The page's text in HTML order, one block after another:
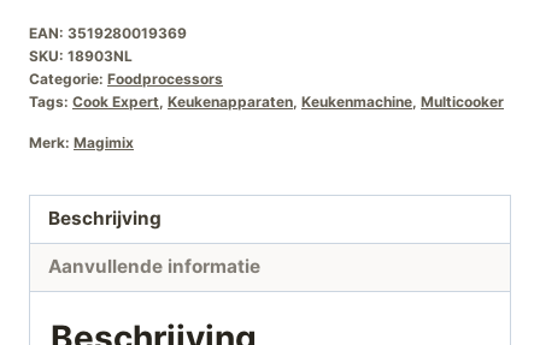
EAN: 3519280019369
SKU: 18903NL
Categorie: Foodprocessors
Tags: Cook Expert, Keukenapparaten, Keukenmachine, Multicooker
Merk: Magimix
Beschrijving
Aanvullende informatie